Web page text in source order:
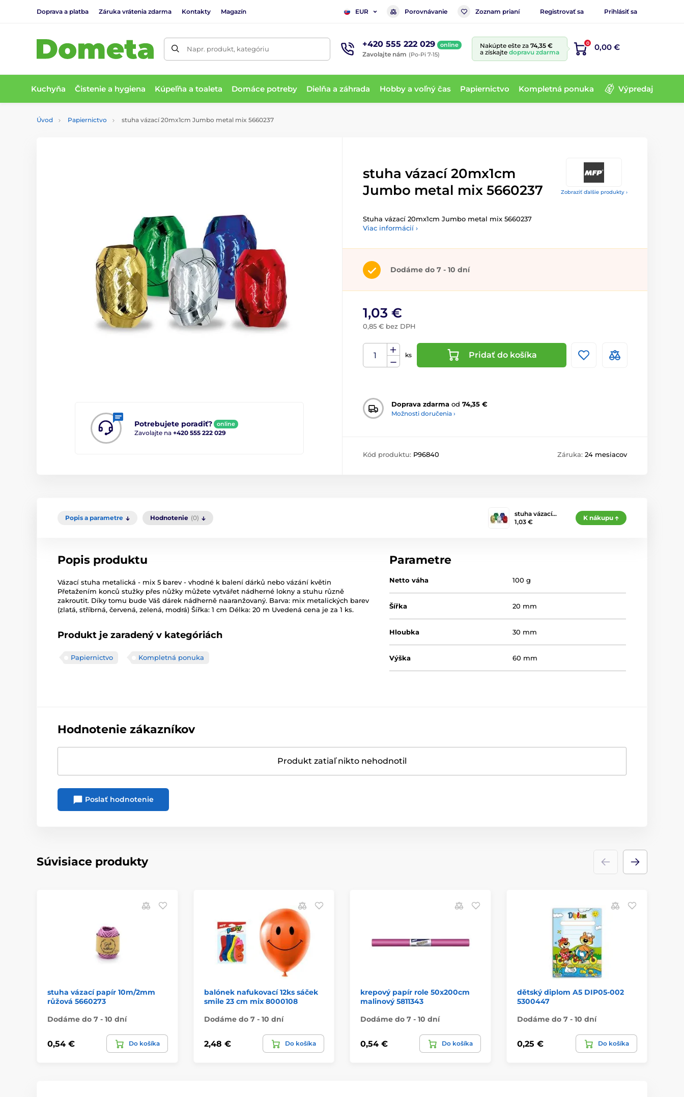
Doprava a platba Záruka vrátenia zdarma Kontakty Magazín EUR Porovnávanie Zoznam prianí Registrovať sa Prihlásiť sa
Napr. produkt, kategóriu +420 555 222 029 online
Zavolajte nám (Po-Pi 7-15)
Nakúpte ešte za 74,35 €
a získajte dopravu zdarma
0 0,00 €
Kuchyňa Čistenie a hygiena Kúpeľňa a toaleta Domáce potreby Dielňa a záhrada Hobby a voľný čas Papiernictvo Kompletná ponuka Výpredaj
Úvod Papiernictvo stuha vázací 20mx1cm Jumbo metal mix 5660237
Zobraziť ďalšie produkty ›
Potrebujete poradiť? online
Zavolajte na +420 555 222 029
stuha vázací 20mx1cm
Jumbo metal mix 5660237
Stuha vázací 20mx1cm Jumbo metal mix 5660237
Viac informácií ›
Dodáme do 7 - 10 dní
1,03 €
0,85 € bez DPH
ks Pridať do košíka
Doprava zdarma od 74,35 €
Možnosti doručenia ›
Kód produktu: P96840 Záruka: 24 mesiacov
Popis a parametre Hodnotenie (0)
stuha vázací…
1,03 €
K nákupu
Popis produktu
Vázací stuha metalická - mix 5 barev - vhodné k balení dárků nebo vázání květin
Přetažením konců stužky přes nůžky můžete vytvářet nádherné lokny a stuhu různě
zakroutit. Díky tomu bude Váš dárek nádherně naaranžovaný. Barva: mix metalických barev
(zlatá, stříbrná, červená, zelená, modrá) Šířka: 1 cm Délka: 20 m Uvedená cena je za 1 ks.
Produkt je zaradený v kategóriách
Papiernictvo Kompletná ponuka
Parametre
Netto váha 100 g
Šířka 20 mm
Hloubka 30 mm
Výška 60 mm
Hodnotenie zákazníkov
Produkt zatiaľ nikto nehodnotil
Poslať hodnotenie
Súvisiace produkty
stuha vázací papír 10m/2mm
růžová 5660273
Dodáme do 7 - 10 dní
0,54 € Do košíka
balónek nafukovací 12ks sáček
smile 23 cm mix 8000108
Dodáme do 7 - 10 dní
2,48 € Do košíka
krepový papír role 50x200cm
malinový 5811343
Dodáme do 7 - 10 dní
0,54 € Do košíka
dětský diplom A5 DIP05-002
5300447
Dodáme do 7 - 10 dní
0,25 € Do košíka